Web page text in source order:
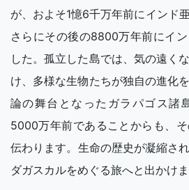
が、およそ1憶6千万年前にインド
さらにその後の8800万年前にイ
した。孤立した島では、気の遠く
け、多様な生物たちが独自の進化
論の舞台となったガラパゴス諸
5000万年前であることからも、
伝わります。生命の歴史が凝縮
ダガスカルをめぐる旅へと出かけま